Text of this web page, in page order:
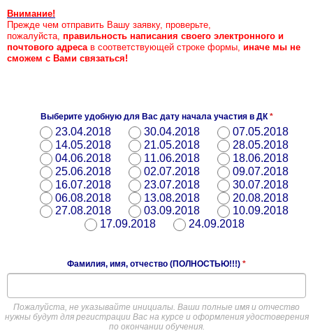
Внимание!
Прежде чем отправить Вашу заявку, проверьте,
пожалуйста, правильность написания своего электронного и
почтового адресав соответствующей строке формы, иначе мы не
сможем с Вами связаться!
Выберите удобную для Вас дату начала участия в ДК*
23.04.2018 30.04.2018
07.05.2018
14.05.2018
21.05.2018
28.05.2018
04.06.2018
11.06.2018
18.06.2018
25.06.2018
02.07.2018
09.07.2018
16.07.2018
23.07.2018
30.07.2018
06.08.2018
13.08.2018
20.08.2018
27.08.2018
03.09.2018
10.09.2018
17.09.2018
24.09.2018
Фамилия, имя, отчество (ПОЛНОСТЬЮ!!!) *
Пожалуйста, не указывайте инициалы. Ваши полные имя и отчество
нужны будут для регистрации Вас на курсе и оформления удостоверения
по окончании обучения.